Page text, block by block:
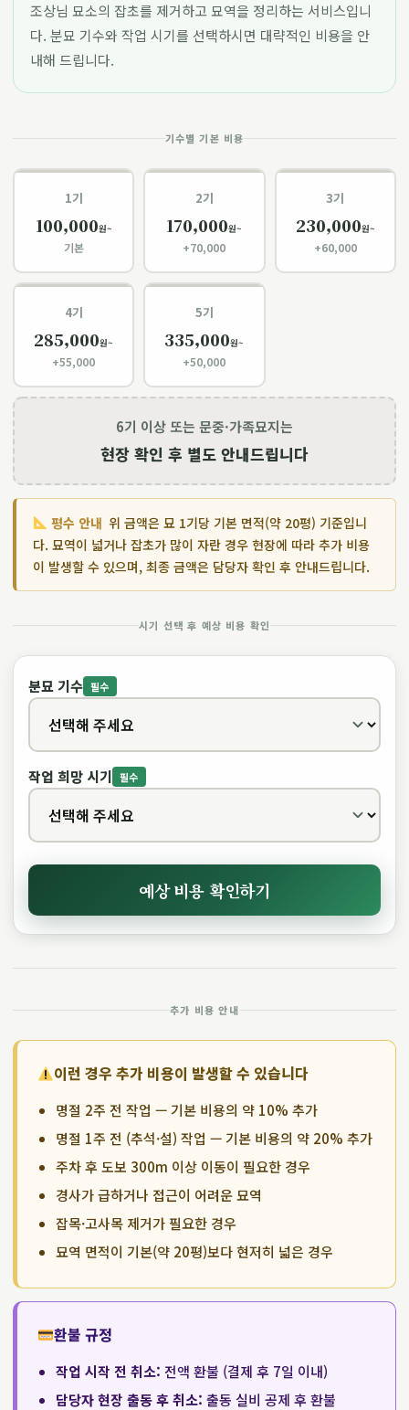
조상님 묘소의 잡초를 제거하고 묘역을 정리하는 서비스입니
다. 분묘 기수와 작업 시기를 선택하시면 대략적인 비용을 안
내해 드립니다.
기수별 기본 비용
1기
100,000원~
기본
2기
170,000원~
+70,000
3기
230,000원~
+60,000
4기
285,000원~
+55,000
5기
335,000원~
+50,000
6기 이상 또는 문중·가족묘지는
현장 확인 후 별도 안내드립니다
평수 안내 위 금액은 묘 1기당 기본 면적(약 20평) 기준입니
다. 묘역이 넓거나 잡초가 많이 자란 경우 현장에 따라 추가 비용
이 발생할 수 있으며, 최종 금액은 담당자 확인 후 안내드립니다.
시기 선택 후 예상 비용 확인
분묘 기수 필수
작업 희망 시기 필수
예상 비용 확인하기
추가 비용 안내
이런 경우 추가 비용이 발생할 수 있습니다
명절 2주 전 작업 — 기본 비용의 약 10% 추가
명절 1주 전 (추석·설) 작업 — 기본 비용의 약 20% 추가
주차 후 도보 300m 이상 이동이 필요한 경우
경사가 급하거나 접근이 어려운 묘역
잡목·고사목 제거가 필요한 경우
묘역 면적이 기본(약 20평)보다 현저히 넓은 경우
환불 규정
작업 시작 전 취소: 전액 환불 (결제 후 7일 이내)
담당자 현장 출동 후 취소: 출동 실비 공제 후 환불